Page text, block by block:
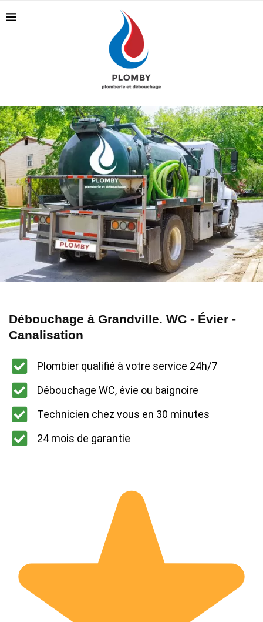
Débouchage à Grandville. WC - Évier -
Canalisation
Plombier qualifié à votre service 24h/7
Débouchage WC, évie ou baignoire
Technicien chez vous en 30 minutes
24 mois de garantie